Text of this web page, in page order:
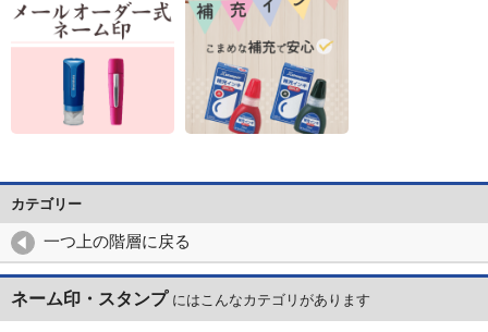
カテゴリー
一つ上の階層に戻る
ネーム印・スタンプにはこんなカテゴリがあります